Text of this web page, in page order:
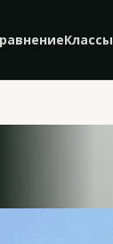
Классы